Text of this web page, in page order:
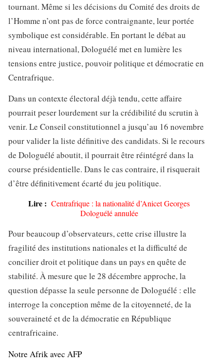
tournant. Même si les décisions du Comité des droits de
l’Homme n’ont pas de force contraignante, leur portée
symbolique est considérable. En portant le débat au
niveau international, Dologuélé met en lumière les
tensions entre justice, pouvoir politique et démocratie en
Centrafrique.
Dans un contexte électoral déjà tendu, cette affaire
pourrait peser lourdement sur la crédibilité du scrutin à
venir. Le Conseil constitutionnel a jusqu’au 16 novembre
pour valider la liste définitive des candidats. Si le recours
de Dologuélé aboutit, il pourrait être réintégré dans la
course présidentielle. Dans le cas contraire, il risquerait
d’être définitivement écarté du jeu politique.
Lire : Centrafrique : la nationalité d’Anicet Georges
Dologuélé annulée
Pour beaucoup d’observateurs, cette crise illustre la
fragilité des institutions nationales et la difficulté de
concilier droit et politique dans un pays en quête de
stabilité. À mesure que le 28 décembre approche, la
question dépasse la seule personne de Dologuélé : elle
interroge la conception même de la citoyenneté, de la
souveraineté et de la démocratie en République
centrafricaine.
Notre Afrik avec AFP